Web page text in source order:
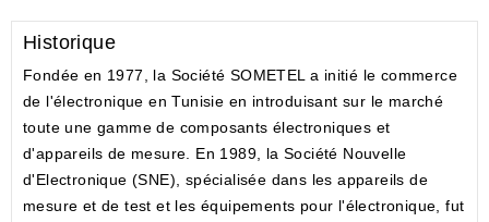
Historique
Fondée en 1977, la Société SOMETEL a initié le commerce
de l'électronique en Tunisie en introduisant sur le marché
toute une gamme de composants électroniques et
d'appareils de mesure. En 1989, la Société Nouvelle
d'Electronique (SNE), spécialisée dans les appareils de
mesure et de test et les équipements pour l'électronique, fut